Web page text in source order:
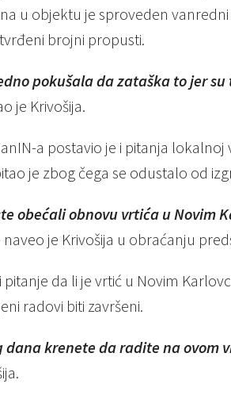
u objektu je sproveden
brojni propusti.
pokušala da zataška to jer
je Krivošija.
a postavio je i pitanja
je zbog čega se odustalo od
obećali obnovu vrtića u Novim
naveo je Krivošija u obraćanju
pitanje da li je vrtić u Novim
radovi biti završeni.
dana krenete da radite na ovom